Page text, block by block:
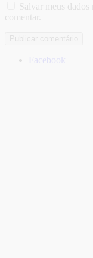
Salvar meus dados
comentar.
Facebook